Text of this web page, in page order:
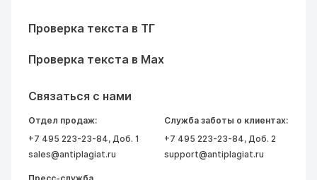
Проверка текста в ТГ
Проверка текста в Max
Связаться с нами
Отдел продаж:
+7 495 223-23-84, Доб. 1
sales@antiplagiat.ru
Служба заботы о клиентах:
+7 495 223-23-84, Доб. 2
support@antiplagiat.ru